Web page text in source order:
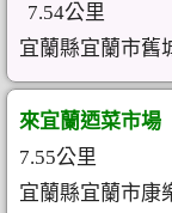
7.54公里
宜蘭縣宜蘭市舊
來宜蘭迺菜市場
7.55公里
宜蘭縣宜蘭市康